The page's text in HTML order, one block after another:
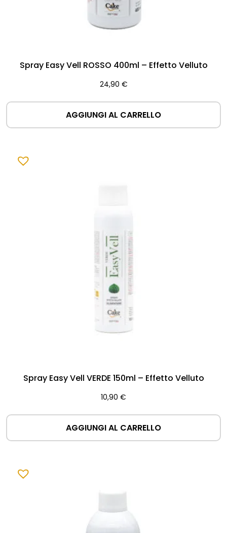
Spray Easy Vell ROSSO 400ml – Effetto Velluto
24,90 €
AGGIUNGI AL CARRELLO
Spray Easy Vell VERDE 150ml – Effetto Velluto
10,90 €
AGGIUNGI AL CARRELLO